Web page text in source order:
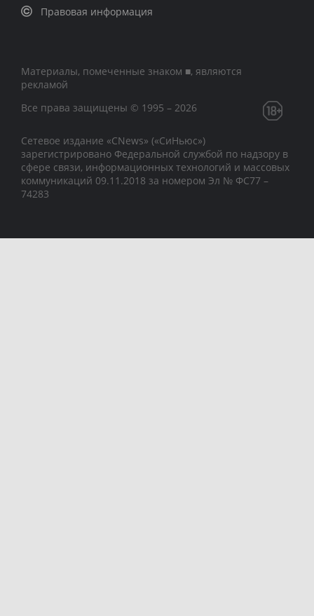
Правовая информация
Материалы, помеченные знаком ■, являются
рекламой
Все права защищены © 1995 – 2026
Сетевое издание «CNews» («СиНьюс»)
зарегистрировано Федеральной службой по надзору в
сфере связи, информационных технологий и массовых
коммуникаций 09.11.2018 за номером Эл № ФС77 –
74283